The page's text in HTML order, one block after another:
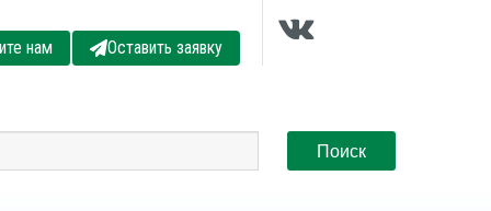
нам Оставить заявку